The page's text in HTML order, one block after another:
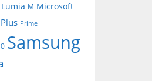
Lumia M Microsoft
Plus Prime
Samsung